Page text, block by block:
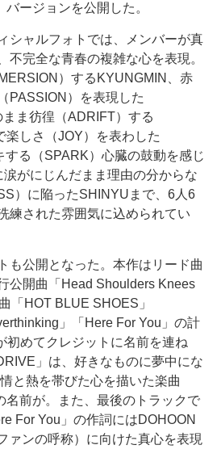
ージョンを公開した。
シャルフォトでは、メンバーが真
不完全な青春の複雑な心を表現。
）するKYUNGMIN、赤
PASSION）を表現した
ま彷徨（ADRIFT）する
楽しさ（JOY）を表わした
する（SPARK）心臓の鼓動を感じ
がにじんだまま理由の分からな
）に陥ったSHINYUまで、6人6
練された雰囲気に込められてい
も公開となった。本作はリード曲
公開曲「Head Shoulders Knees
「HOT BLUE SHOES」
」「Here For You」の計
初めてクレジットに名前を連ね
」は、好きなものに夢中にな
と熱を帯びた心を描いた楽曲
名前が。また、最後のトラックで
For You」の作詞にはDOHOON
ァンの呼称）に向けた真心を表現